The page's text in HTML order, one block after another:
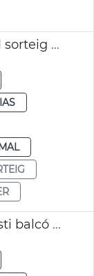
S'obri el termini d'inscripció al sorteig de la mascletà del Corpus de València
Sorteig mascletà Corpus Christi balcó Ajuntament de València